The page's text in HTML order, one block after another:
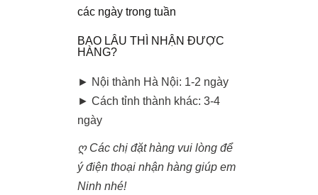
các ngày trong tuần
BAO LÂU THÌ NHẬN ĐƯỢC
HÀNG?
► Nội thành Hà Nội: 1-2 ngày
► Cách tỉnh thành khác: 3-4
ngày
ღ Các chị đặt hàng vui lòng để
ý điện thoại nhận hàng giúp em
Ninh nhé!